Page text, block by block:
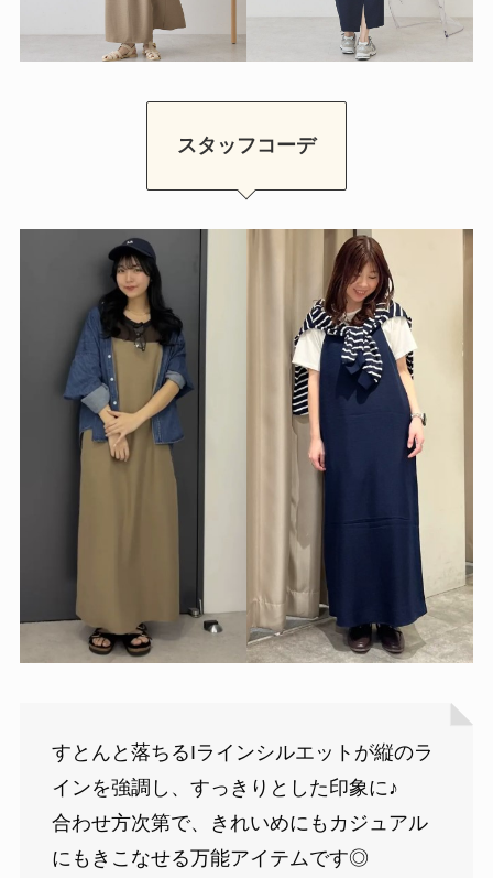
スタッフコーデ
すとんと落ちるIラインシルエットが縦のラ
インを強調し、すっきりとした印象に♪
合わせ方次第で、きれいめにもカジュアル
にもきこなせる万能アイテムです◎